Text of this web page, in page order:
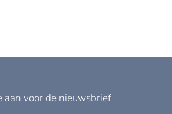
aan voor de nieuwsbrief